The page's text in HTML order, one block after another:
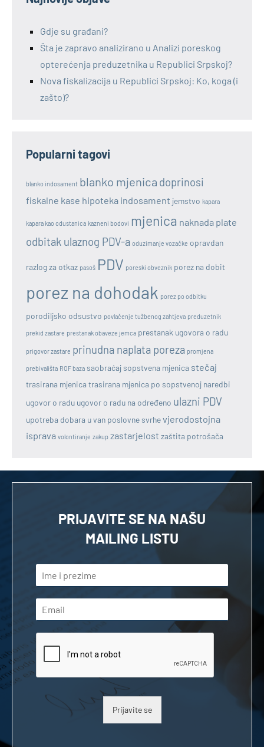
Gdje su građani?
Šta je zapravo analizirano u Analizi poreskog
opterećenja preduzetnika u Republici Srpskoj?
Nova fiskalizacija u Republici Srpskoj: Ko, koga (i
zašto)?
Popularni tagovi
blanko indosament blanko mjenica doprinosi
fiskalne kase hipoteka indosament jemstvo kapara
kapara kao odustanica kazneni bodovi mjenica naknada plate
odbitak ulaznog PDV-a oduzimanje vozačke opravdan
razlog za otkaz pasoš PDV poreski obveznik porez na dobit
porez na dohodak porez po odbitku
porodiljsko odsustvo povlačenje tužbenog zahtjeva preduzetnik
prekid zastare prestanak obaveze jemca prestanak ugovora o radu
prigovor zastare prinudna naplata poreza promjena
prebivališta ROF baza saobraćaj sopstvena mjenica stečaj
trasirana mjenica trasirana mjenica po sopstvenoj naredbi
ugovor o radu ugovor o radu na određeno ulazni PDV
upotreba dobara u van poslovne svrhevjerodostojna
isprava volontiranje zakup zastarjelost zaštita potrošača
PRIJAVITE SE NA NAŠU
MAILING LISTU
Prijavite se